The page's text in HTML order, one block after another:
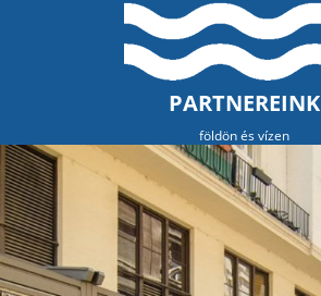
PARTNEREINK
földön és vízen